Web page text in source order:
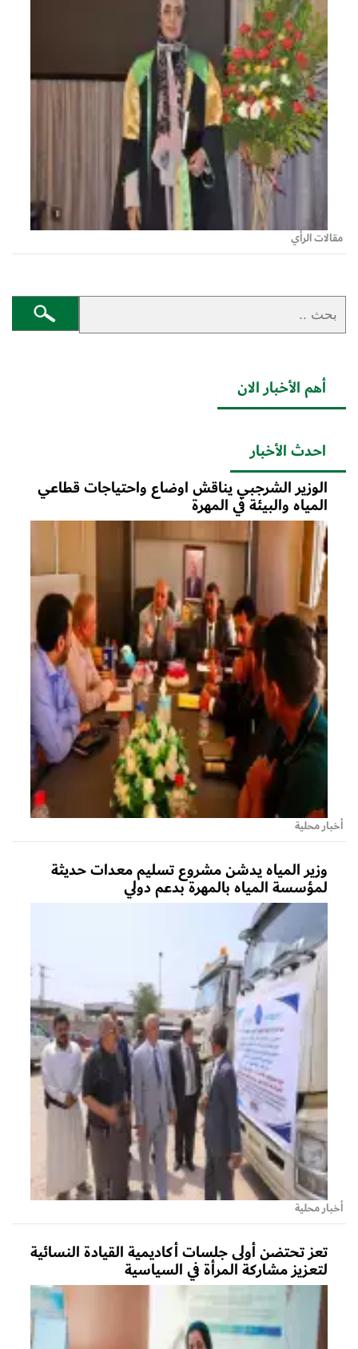
مقالات الرأي
أهم الأخبار الان
احدث الأخبار
الوزير الشرجبي يناقش اوضاع واحتياجات قطاعي
المياه والبيئة في المهرة
أخبار محلية
وزير المياه يدشن مشروع تسليم معدات حديثة
لمؤسسة المياه بالمهرة بدعم دولي
أخبار محلية
تعز تحتضن أولى جلسات أكاديمية القيادة النسائية
لتعزيز مشاركة المرأة في السياسية